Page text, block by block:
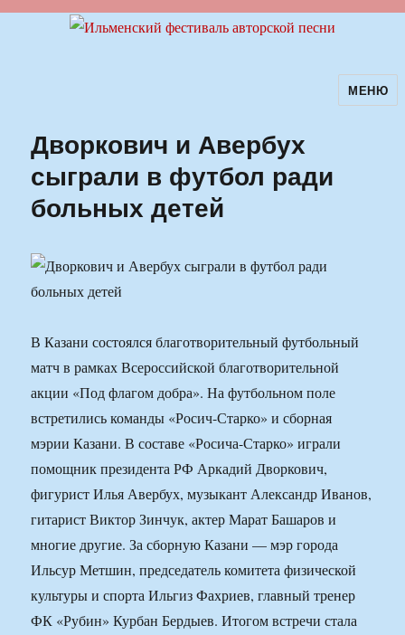
Ильменский фестиваль авторскойМЕНЮ
Дворкович и Авербух
сыграли в футбол ради
больных детей
В Казани состоялся благотворительный футбольный
матч в рамках Всероссийской благотворительной
акции «Под флагом добра». На футбольном поле
встретились команды «Росич-Старко» и сборная
мэрии Казани. В составе «Росича-Старко» играли
помощник президента РФ Аркадий Дворкович,
фигурист Илья Авербух, музыкант Александр Иванов,
гитарист Виктор Зинчук, актер Марат Башаров и
многие другие. За сборную Казани — мэр города
Ильсур Метшин, председатель комитета физической
культуры и спорта Ильгиз Фахриев, главный тренер
ФК «Рубин» Курбан Бердыев. Итогом встречи стала